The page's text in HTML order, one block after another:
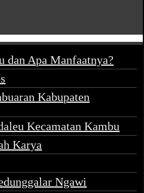
dan Apa Manfaatnya?
Kabupaten
Kecamatan Kambu
Karya
Ngawi